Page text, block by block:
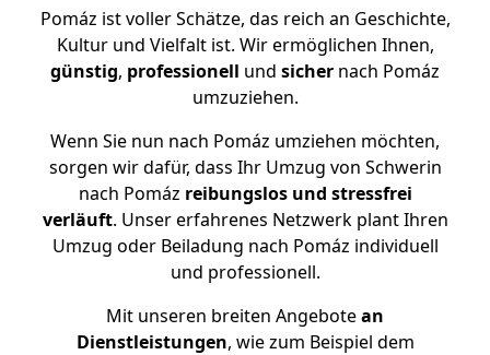
Pomáz ist voller Schätze, das reich an Geschichte,
Kultur und Vielfalt ist. Wir ermöglichen Ihnen,
günstig, professionell und sicher nach Pomáz
umzuziehen.
Wenn Sie nun nach Pomáz umziehen möchten,
sorgen wir dafür, dass Ihr Umzug von Schwerin
nach Pomáz reibungslos und stressfrei
verläuft. Unser erfahrenes Netzwerk plant Ihren
Umzug oder Beiladung nach Pomáz individuell
und professionell.
Mit unseren breiten Angebotean
Dienstleistungen, wie zum Beispiel dem